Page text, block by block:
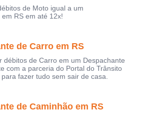
de Moto igual a um
RS em até 12x!
de Carro em RS
débitos de Carro em um Despachante
com a parceria do Portal do Trânsito
fazer tudo sem sair de casa.
de Caminhão em RS